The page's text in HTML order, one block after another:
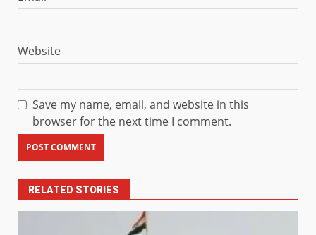
Website
Save my name, email, and website in this
browser for the next time I comment.
RELATED STORIES